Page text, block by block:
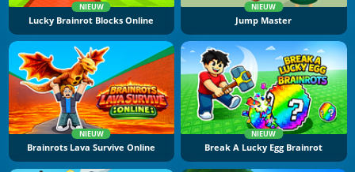
NIEUW
Lucky Brainrot Blocks Online
NIEUW
Jump Master
NIEUW
Brainrots Lava Survive Online
NIEUW
Break A Lucky Egg Brainrot